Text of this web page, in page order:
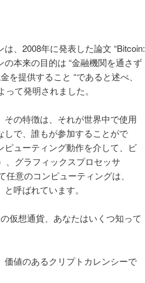
、2008年に発表した論文 “Bitcoin:
の本来の目的は “金融機関を通さず
提供すること “であると述べ、
て発明されました。
の特徴は、それが世界中で使用
しで、誰もが参加することがで
ューティング動作を介して、ビ
、グラフィックスプロセッサ
意のコンピューティングは、
呼ばれています。
仮想通貨、あなたはいくつ知って
値のあるクリプトカレンシーで